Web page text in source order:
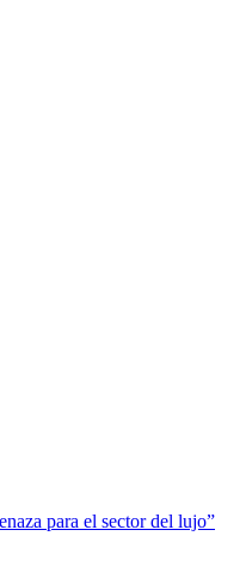
para el sector del lujo”